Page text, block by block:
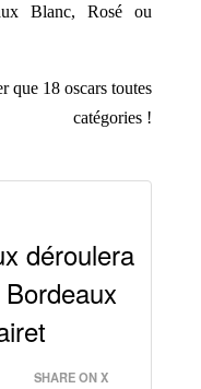
Blanc, Rosé ou
18 oscars toutes
catégories !
déroulera
SHARE ON X